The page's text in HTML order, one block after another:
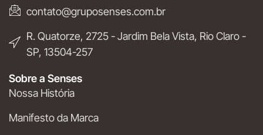
contato@gruposenses.com.br
R. Quatorze, 2725 - Jardim Bela Vista, Rio Claro -
SP, 13504-257
Sobre a Senses
Nossa História
Manifesto da Marca